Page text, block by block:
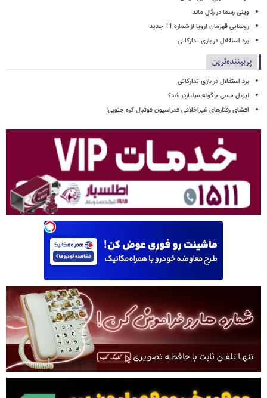
وینی رسما در رئال ماند
رونمایی قهرمان اروپا از شماره 11 جدید
برد استقلال در بازی تدارکاتی
پربیننده‌ترین
برد استقلال در بازی تدارکاتی
لیونل مسی چگونه میلیاردر شد؟
افشای رفتارهای غیراخلاقی فدراسیون فوتبال کره جنوبی!